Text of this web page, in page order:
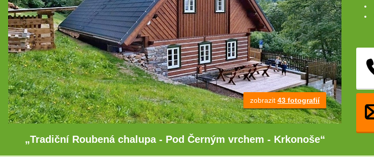
zobrazit 43 fotografií
„Tradiční Roubená chalupa - Pod Černým vrchem - Krkonoše“